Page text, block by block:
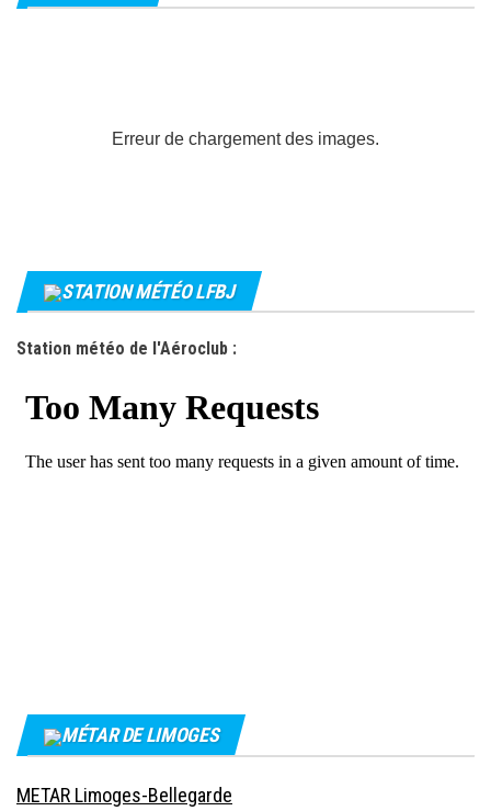
Erreur de chargement des images.
STATION MÉTÉO LFBJ
Station météo de l'Aéroclub :
MÉTAR DE LIMOGES
METAR Limoges-Bellegarde